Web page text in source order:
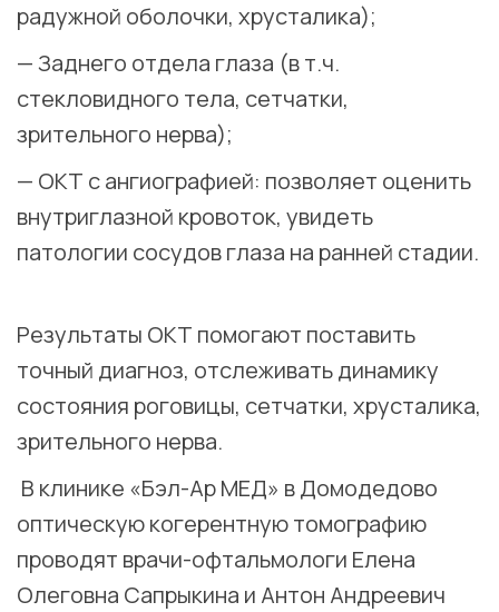
радужной оболочки, хрусталика);
— Заднего отдела глаза (в т.ч.
стекловидного тела, сетчатки,
зрительного нерва);
— ОКТ с ангиографией: позволяет оценить
внутриглазной кровоток, увидеть
патологии сосудов глаза на ранней стадии.
Результаты ОКТ помогают поставить
точный диагноз, отслеживать динамику
состояния роговицы, сетчатки, хрусталика,
зрительного нерва. ⠀
В клинике «Бэл-Ар МЕД» в Домодедово
оптическую когерентную томографию
проводят врачи-офтальмологи Елена
Олеговна Сапрыкина и Антон Андреевич